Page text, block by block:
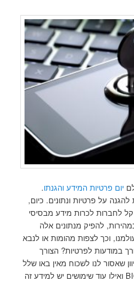
יום פרטיות המידע והגנתו.
על פרטיות ונתונים. כיום,
כאשר אנו חיים בעידן ה-BIG DATA קל לחברות לכרות מידע מבסיסי
להפיק מנתונים אלה
וכך לצפות מהומות או לנבא
במודעות לפרטיות? הצורך
שאסור לנו לשכוח מאין באו שלל
הנתונים עליהם מתבסס ה-BIG DATA ואילו עוד שימושים יש למידע זה